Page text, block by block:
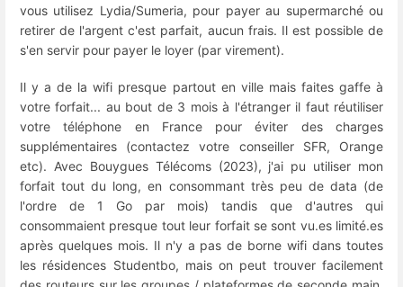
vous utilisez Lydia/Sumeria, pour payer au supermarché ou
retirer de l'argent c'est parfait, aucun frais. Il est possible de
s'en servir pour payer le loyer (par virement).
Il y a de la wifi presque partout en ville mais faites gaffe à
votre forfait... au bout de 3 mois à l'étranger il faut réutiliser
votre téléphone en France pour éviter des charges
supplémentaires (contactez votre conseiller SFR, Orange
etc). Avec Bouygues Télécoms (2023), j'ai pu utiliser mon
forfait tout du long, en consommant très peu de data (de
l'ordre de 1 Go par mois) tandis que d'autres qui
consommaient presque tout leur forfait se sont vu.es limité.es
après quelques mois. Il n'y a pas de borne wifi dans toutes
les résidences Studentbo, mais on peut trouver facilement